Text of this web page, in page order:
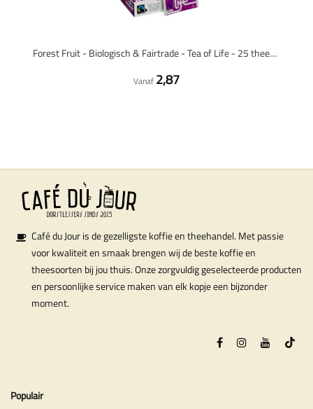
Forest Fruit - Biologisch & Fairtrade - Tea of Life - 25 theezakjes
Vanaf 2,87
Café du Jour is de gezelligste koffie en theehandel. Met passie
voor kwaliteit en smaak brengen wij de beste koffie en
theesoorten bij jou thuis. Onze zorgvuldig geselecteerde producten
en persoonlijke service maken van elk kopje een bijzonder
moment.
Populair